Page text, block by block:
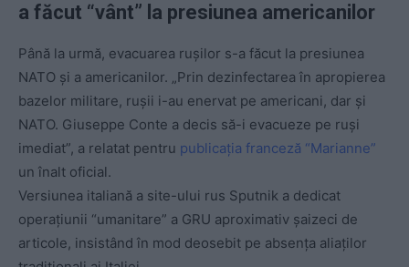
a făcut “vânt” la presiunea americanilor
Până la urmă, evacuarea rușilor s-a făcut la presiunea
NATO și a americanilor. „Prin dezinfectarea în apropierea
bazelor militare, rușii i-au enervat pe americani, dar și
NATO. Giuseppe Conte a decis să-i evacueze pe ruși
imediat”, a relatat pentru publicația franceză “Marianne”
un înalt oficial.
Versiunea italiană a site-ului rus Sputnik a dedicat
operațiunii “umanitare” a GRU aproximativ șaizeci de
articole, insistând în mod deosebit pe absența aliaților